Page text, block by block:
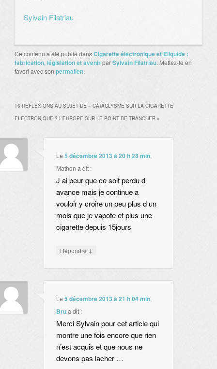
Sylvain Filatriau
Ce contenu a été publié dansCigarette électronique et Eliquide :
fabrication, législation et avenirparSylvain Filatriau. Mettez-le en
favori avec son permalien.
16 RÉFLEXIONS AU SUJET DE « CATACLYSME SUR LA CIGARETTE
ELECTRONIQUE ? L’EUROPE SUR LE POINT DE TRANCHER »
Le 5 décembre 2013 à 20 h 28 min,
Mathon a dit :
J ai peur que ce soit perdu d
avance mais je continue a
vouloir y croire un peu plus d un
mois que je vapote et plus une
cigarette depuis 15jours
Répondre ↓
Le 5 décembre 2013 à 21 h 04 min,
Brua dit :
Merci Sylvain pour cet article qui
montre une fois encore que rien
n’est acquis et que nous ne
devons pas lacher …